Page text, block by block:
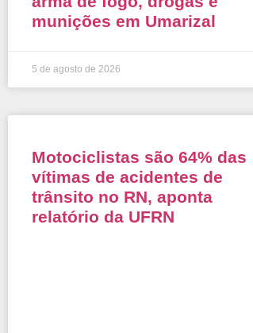
munições em Umarizal
5 de agosto de 2026
Motociclistas são 64% das
vítimas de acidentes de
trânsito no RN, aponta
relatório da UFRN